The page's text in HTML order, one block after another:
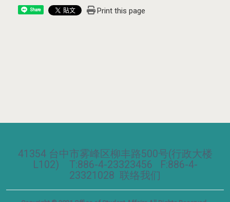
Share Print this page
41354 台中市雾峰区柳丰路500号(行政大楼
L102) T:886-4-23323456 F:886-4-
23321028 联络我们